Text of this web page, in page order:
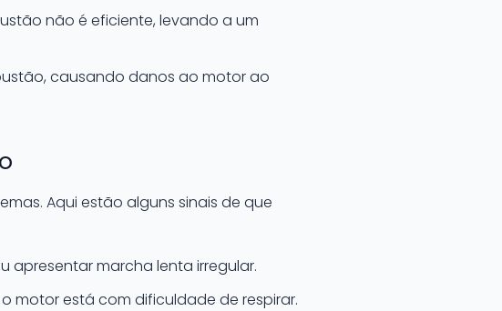
não é eficiente, levando a um
causando danos ao motor ao
Aqui estão alguns sinais de que
apresentar marcha lenta irregular.
motor está com dificuldade de respirar.